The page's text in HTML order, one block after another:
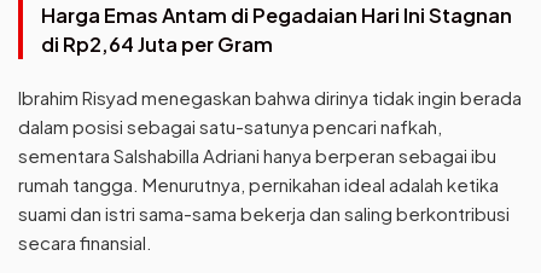
Harga Emas Antam di Pegadaian Hari Ini Stagnan
di Rp2,64 Juta per Gram
Ibrahim Risyad menegaskan bahwa dirinya tidak ingin berada
dalam posisi sebagai satu-satunya pencari nafkah,
sementara Salshabilla Adriani hanya berperan sebagai ibu
rumah tangga. Menurutnya, pernikahan ideal adalah ketika
suami dan istri sama-sama bekerja dan saling berkontribusi
secara finansial.